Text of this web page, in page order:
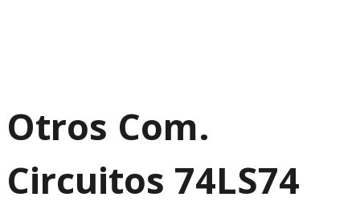
Otros Com.
Circuitos 74LS74